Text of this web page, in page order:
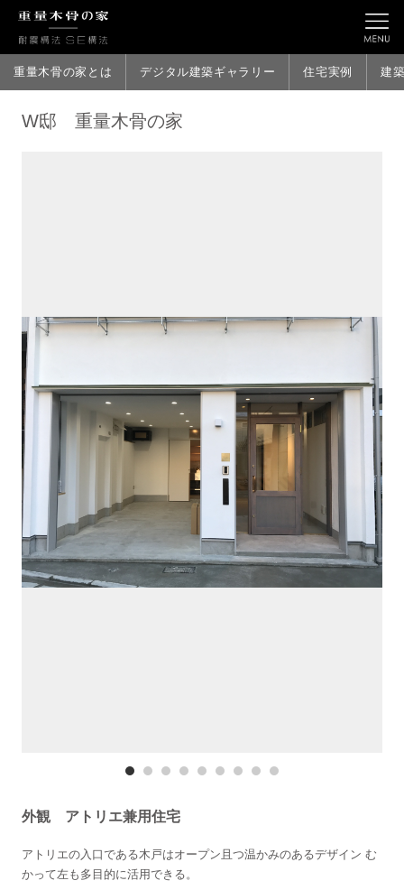
重量木骨の家とは デジタル建築ギャラリー 住宅実例 建
W邸 重量木骨の家
外観 アトリエ兼用住宅
アトリエの入口である木戸はオープン且つ温かみのあるデザイン む
かって左も多目的に活用できる。